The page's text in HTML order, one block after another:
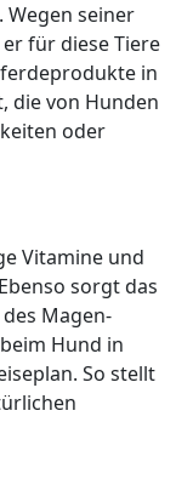
seiner
für diese Tiere
in
die von Hunden
oder
Vitamine und
sorgt das
Magen-
Hund in
So stellt